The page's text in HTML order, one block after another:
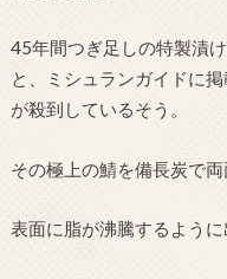
45年間つぎ足しの特製漬
と、ミシュランガイドに
が殺到しているそう。
その極上の鯖を備長炭で
表面に脂が沸騰するよう